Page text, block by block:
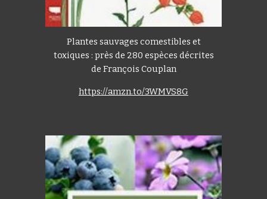
Plantes sauvages comestibles et
toxiques : près de 280 espèces décrites
de François Couplan
https://amzn.to/3WMVS8G